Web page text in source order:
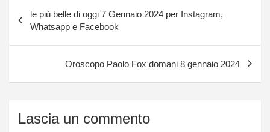
articoli
le più belle di oggi 7 Gennaio 2024 per Instagram,
Whatsapp e Facebook
Oroscopo Paolo Fox domani 8 gennaio 2024
Lascia un commento